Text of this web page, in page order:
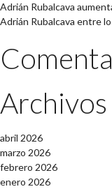
Adrián Rubalcava
Adrián Rubalcava entre
Archivos
abril 2026
marzo 2026
febrero 2026
enero 2026